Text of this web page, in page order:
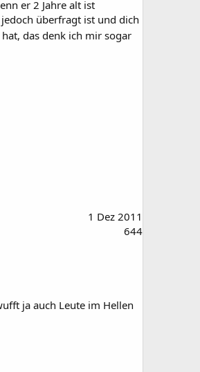
er 2 Jahre alt ist
überfragt ist und dich
das denk ich mir sogar
1 Dez 2011
644
ja auch Leute im Hellen